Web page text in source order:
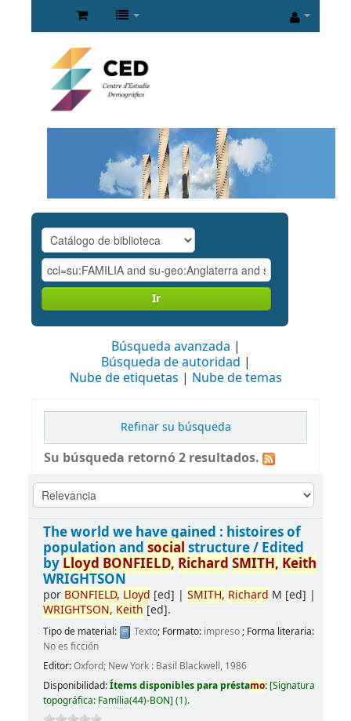
Ir
Búsqueda avanzada
Búsqueda de autoridad
Nube de etiquetas
Nube de temas
Refinar su búsqueda
Su búsqueda retornó 2 resultados.
The world we have gained : histoires of
population and social structure / Edited
by Lloyd BONFIELD,Richard SMITH, Keith
WRIGHTSON
por BONFIELD, Lloyd [ed] | SMITH, Richard M [ed] |
WRIGHTSON, Keith [ed].
Tipo de material: Texto; Formato: impreso; Forma literaria:
No es ficción
Editor:Oxford; New York : Basil Blackwell, 1986
Disponibilidad:Ítems disponibles para préstamo: [Signatura
topográfica: Família(44)-BON] (1).